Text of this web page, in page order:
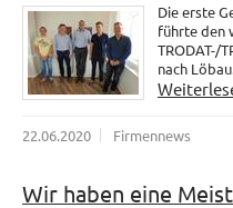
Die erste
führte den
TRODAT-/
nach
22.06.2020 Firmennews
Wir haben eine